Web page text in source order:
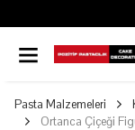
Pasta Malzemeleri
Ortanca Çiçeği